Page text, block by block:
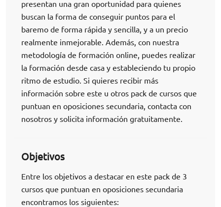
presentan una gran oportunidad para quienes
buscan la forma de conseguir puntos para el
baremo de forma rápida y sencilla, y a un precio
realmente inmejorable. Además, con nuestra
metodología de formación online, puedes realizar
la formación desde casa y estableciendo tu propio
ritmo de estudio. Si quieres recibir más
información sobre este u otros pack de cursos que
puntuan en oposiciones secundaria, contacta con
nosotros y solicita información gratuitamente.
Objetivos
Entre los objetivos a destacar en este pack de 3
cursos que puntuan en oposiciones secundaria
encontramos los siguientes: